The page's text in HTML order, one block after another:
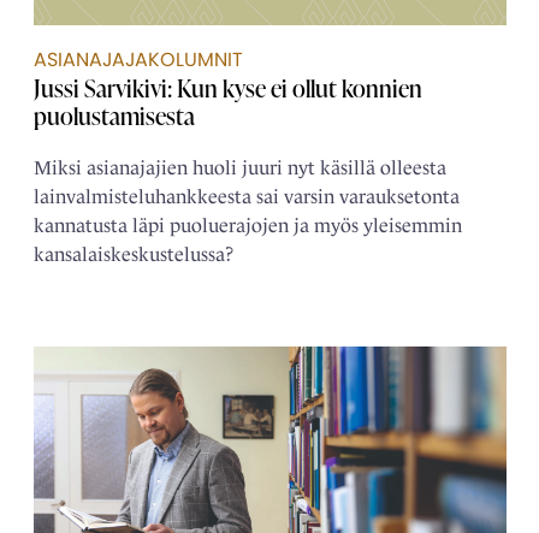
ASIANAJAJAKOLUMNIT
Jussi Sarvikivi: Kun kyse ei ollut konnien
puolustamisesta
Miksi asianajajien huoli juuri nyt käsillä olleesta
lainvalmisteluhankkeesta sai varsin varauksetonta
kannatusta läpi puoluerajojen ja myös yleisemmin
kansalaiskeskustelussa?